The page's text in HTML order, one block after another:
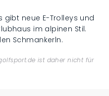
gibt neue E-Trolleys und
im alpinen Stil.
Schmankerln.
ist daher nicht für